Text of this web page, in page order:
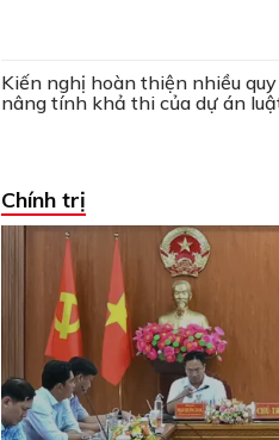
Kiến nghị hoàn thiện nhiều
nâng tính khả thi của dự án
Chính trị